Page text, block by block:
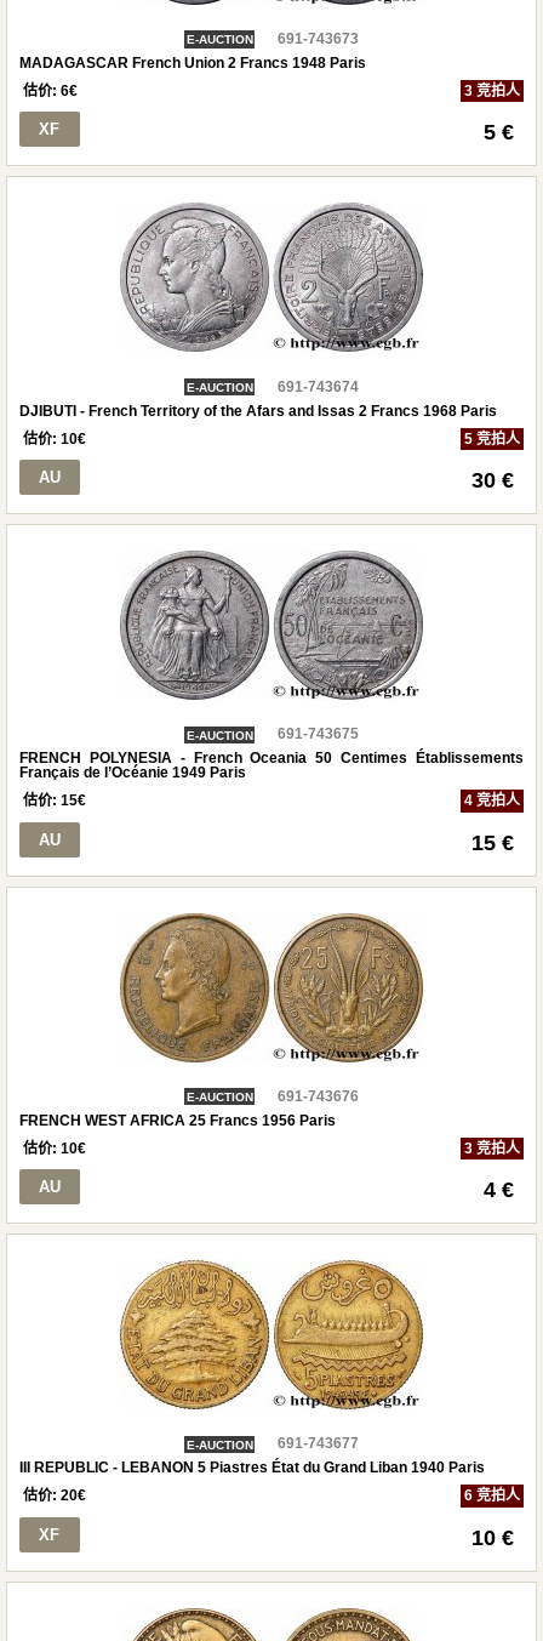
E-AUCTION
691-743673
MADAGASCAR French Union 2 Francs 1948 Paris
估价: 6€ 3 竞拍人
XF 5 €
E-AUCTION
691-743674
DJIBUTI - French Territory of the Afars and Issas 2 Francs 1968 Paris
估价: 10€ 5 竞拍人
AU 30 €
E-AUCTION
691-743675
FRENCH POLYNESIA - French Oceania 50 Centimes Établissements
Français de l’Océanie 1949 Paris
估价: 15€ 4 竞拍人
AU 15 €
E-AUCTION
691-743676
FRENCH WEST AFRICA 25 Francs 1956 Paris
估价: 10€ 3 竞拍人
AU 4 €
E-AUCTION
691-743677
III REPUBLIC - LEBANON 5 Piastres État du Grand Liban 1940 Paris
估价: 20€ 6 竞拍人
XF 10 €